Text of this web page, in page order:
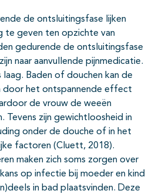
de ontsluitingsfase lijken
te geven ten opzichte van
gedurende de ontsluitingsfase
naar aanvullende pijnmedicatie.
laag. Baden of douchen kan de
door het ontspannende effect
de vrouw de weeën
Tevens zijn gewichtloosheid in
onder de douche of in het
factoren (Cluett, 2018).
maken zich soms zorgen over
op infectie bij moeder en kind
in bad plaatsvinden. Deze